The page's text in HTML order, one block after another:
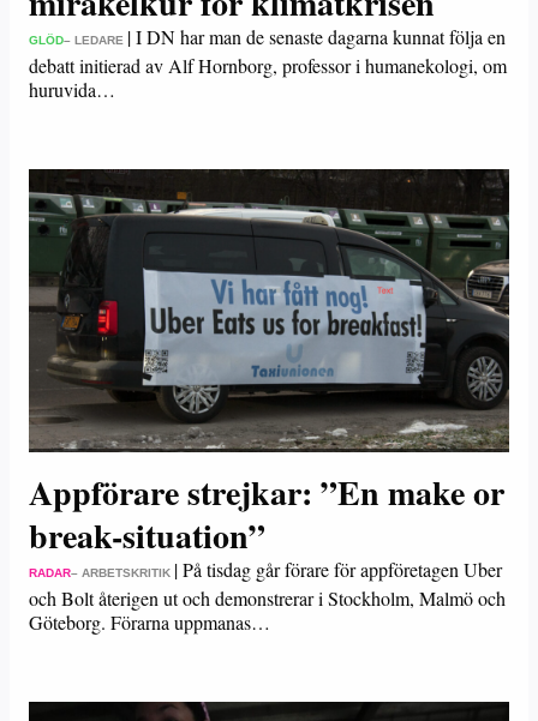
GLÖD– LEDARE |I DN har man de senaste dagarna kunnat följa en
debatt initierad av Alf Hornborg, professor i humanekologi, om
huruvida…
Appförare strejkar: ”En make or
break-situation”
RADAR– ARBETSKRITIK |På tisdag går förare för appföretagen Uber
och Bolt återigen ut och demonstrerar i Stockholm, Malmö och
Göteborg. Förarna uppmanas…